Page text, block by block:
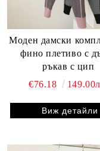
Моден дамски
фино плетиво с
ръкав с цип
€76.18
Виж детайли